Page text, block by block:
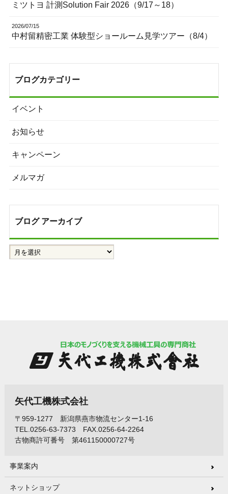
ミツトヨ 計測Solution Fair 2026（9/17～18）
2026/07/15
中村留精密工業 体験型ショールーム見学ツアー（8/4）
ブログカテゴリー
イベント
お知らせ
キャンペーン
メルマガ
ブログ アーカイブ
矢代工機株式会社
〒959-1277 新潟県燕市物流センター1-16
TEL.0256-63-7373 FAX.0256-64-2264
古物商許可番号 第461150000727号
事業案内
ネットショップ